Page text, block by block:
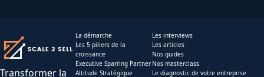
Transformer la
La démarche
Les 5 piliers de la
croissance
Executive Sparring Partner
Altitude Stratégique
Les interviews
Les articles
Nos guides
Nos masterclass
Le diagnostic de votre entreprise